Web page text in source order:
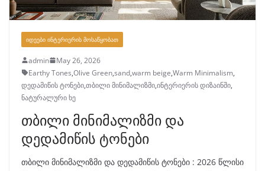
ᲘᲓᲔᲔᲑᲘ ᲘᲜᲢᲔᲠᲘᲔᲠᲘᲡ ᲛᲝᲡᲐᲬᲧᲝᲑᲐᲗ
admin
May 26, 2026
Earthy Tones,Olive Green,sand,warm beige,Warm Minimalism,
დედამიწის ტონები,თბილი მინიმალიზმი,ინტერიერის დიზაინში,
ნატურალური ხე
თბილი მინიმალიზმი და
დედამიწის ტონები
თბილი მინიმალიზმი და დედამიწის ტონები : 2026 წლისი